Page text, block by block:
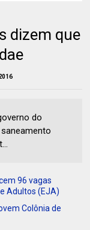
dizem que
do
96 vagas
Adultos (EJA)
Colônia de